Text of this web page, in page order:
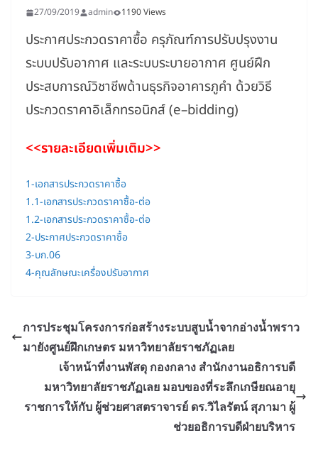
27/09/2019 admin 1190 Views
ประกาศประกวดราคาซื้อ ครุภัณฑ์การปรับปรุงงาน
ระบบปรับอากาศ และระบบระบายอากาศ ศูนย์ฝึก
ประสบการณ์วิชาชีพด้านธุรกิจอาคารภูคำ ด้วยวิธี
ประกวดราคาอิเล็กทรอนิกส์ (e–bidding)
<<รายละเอียดเพิ่มเติม>>
1-เอกสารประกวดราคาซื้อ
1.1-เอกสารประกวดราคาซื้อ-ต่อ
1.2-เอกสารประกวดราคาซื้อ-ต่อ
2-ประกาศประกวดราคาซื้อ
3-บก.06
4-คุณลักษณะเครื่องปรับอากาศ
การประชุมโครงการก่อสร้างระบบสูบน้ำจากอ่างน้ำพราว
มายังศูนย์ฝึกเกษตร มหาวิทยาลัยราชภัฏเลย
เจ้าหน้าที่งานพัสดุ กองกลาง สำนักงานอธิการบดี
มหาวิทยาลัยราชภัฏเลย มอบของที่ระลึกเกษียณอายุ
ราชการให้กับ ผู้ช่วยศาสตราจารย์ ดร.วิไลรัตน์ สุภามา ผู้
ช่วยอธิการบดีฝ่ายบริหาร